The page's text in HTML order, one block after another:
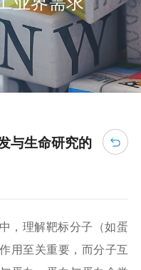
与生命研究的
，理解靶标分子（如蛋
用至关重要，而分子互